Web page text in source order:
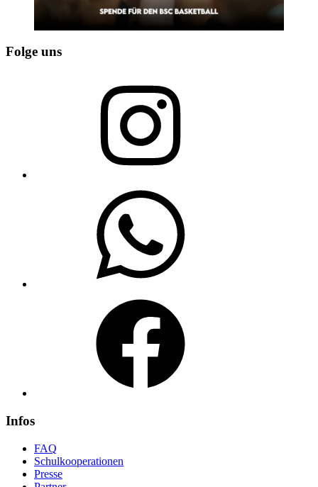
Folge uns
Infos
FAQ
Schulkooperationen
Presse